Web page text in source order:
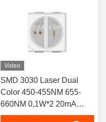
Video
SMD 3030 Laser Dual
Color 450-455NM 655-
660NM 0,1W*2 20mA
LED-CHIP für